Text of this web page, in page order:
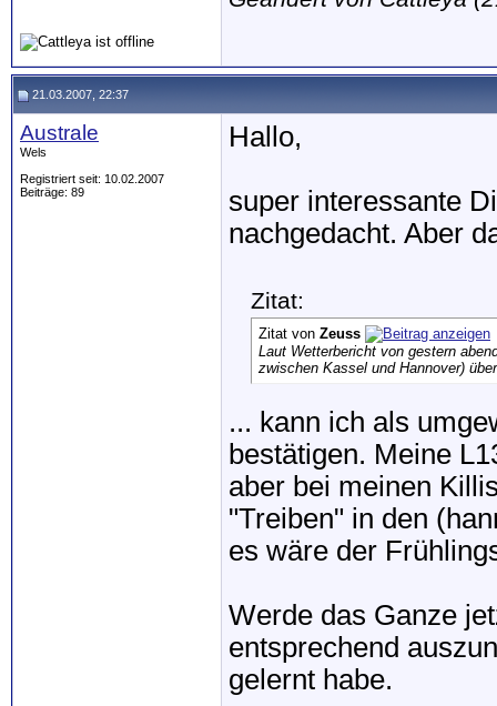
21.03.2007, 22:37
Australe
Wels
Registriert seit: 10.02.2007
Beiträge: 89
Hallo,
super interessante
nachgedacht. Aber
Zitat:
Zitat von Zeuss
Laut Wetterbericht von gestern
zwischen Kassel und Hannover)
... kann ich als
bestätigen. Meine
aber bei meinen
"Treiben" in den
es wäre der
Werde das Ganze
entsprechend
gelernt habe.